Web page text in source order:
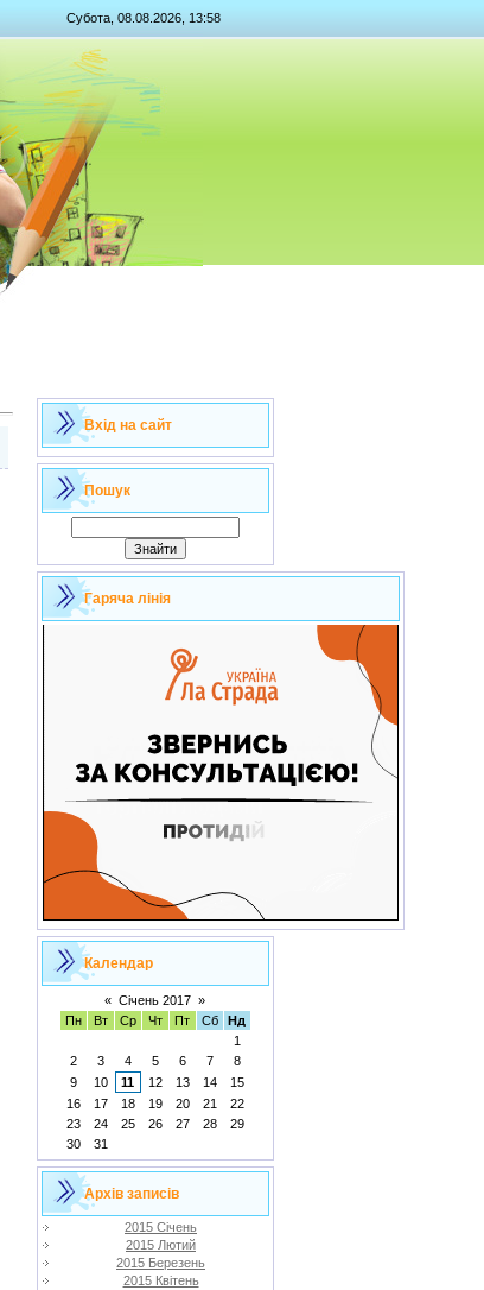
Субота, 08.08.2026, 13:58
Вхід на сайт
Пошук
Гаряча лінія
Календар
« Січень 2017 »
Пн
Вт Ср Чт Пт Сб
Нд
1
2
3 4 5 6 7
8
9
10 11 12 13 14
15
16
17 18 19 20 21
22
23
24 25 26 27 28
29
30
31
Архів записів
2015 Січень
2015 Лютий
2015 Березень
2015 Квітень